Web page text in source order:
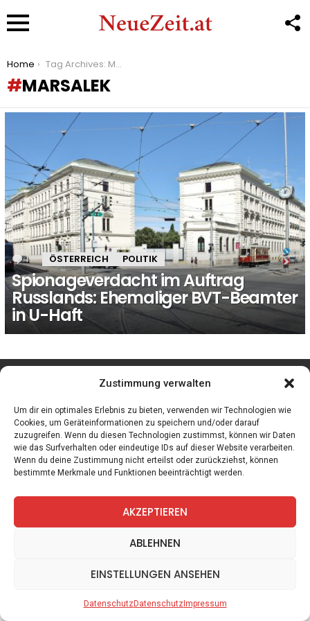
Zustimmung verwalten
Um dir ein optimales Erlebnis zu bieten, verwenden wir Technologien wie
Cookies, um Geräteinformationen zu speichern und/oder darauf
zuzugreifen. Wenn du diesen Technologien zustimmst, können wir Daten
wie das Surfverhalten oder eindeutige IDs auf dieser Website verarbeiten.
Wenn du deine Zustimmung nicht erteilst oder zurückziehst, können
bestimmte Merkmale und Funktionen beeinträchtigt werden.
AKZEPTIEREN
ABLEHNEN
EINSTELLUNGEN ANSEHEN
DatenschutzDatenschutzImpressum
You are here:
Home Tag Archives: Marsalek
MARSALEK
STORIES
1 Kommentar
ÖSTERREICH POLITIK
Spionageverdacht im Auftrag
Russlands: Ehemaliger BVT-Beamter
in U-Haft
facebook instagram
Spiele Zitate Kontakt Datenschutz Impressum